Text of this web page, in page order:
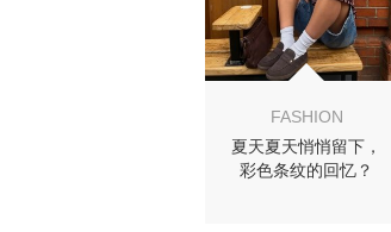
FASHION
夏天夏天悄悄留下，
彩色条纹的回忆？